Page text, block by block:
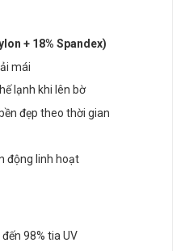
+ 18% Spandex)
mái
lạnh khi lên bờ
đẹp theo thời gian
động linh hoạt
98% tia UV